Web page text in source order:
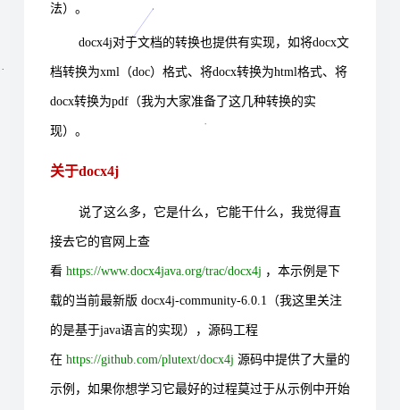
法）。
docx4j对于文档的转换也提供有实现，如将docx文
档转换为xml（doc）格式、将docx转换为html格式、将
docx转换为pdf（我为大家准备了这几种转换的实
现）。
关于docx4j
说了这么多，它是什么，它能干什么，我觉得直
接去它的官网上查
看 https://www.docx4java.org/trac/docx4j ，本示例是下
载的当前最新版 docx4j-community-6.0.1（我这里关注
的是基于java语言的实现） ，源码工程
在 https://github.com/plutext/docx4j 源码中提供了大量的
示例，如果你想学习它最好的过程莫过于从示例中开始